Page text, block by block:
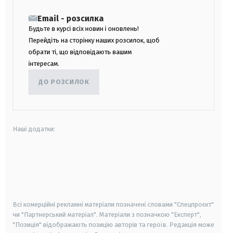
Email - розсилка
Будьте в курсі всіх новин і оновлень!
Перейдіть на сторінку наших розсилок, щоб
обрати ті, що відповідають вашим
інтересам.
ДО РОЗСИЛОК
Наші додатки:
Всі комерційні рекламні матеріали позначені словами "Спецпроєкт"
чи "Партнерський матеріал". Матеріали з позначкою "Експерт",
"Позиція" відображають позицію авторів та героїв. Редакція може